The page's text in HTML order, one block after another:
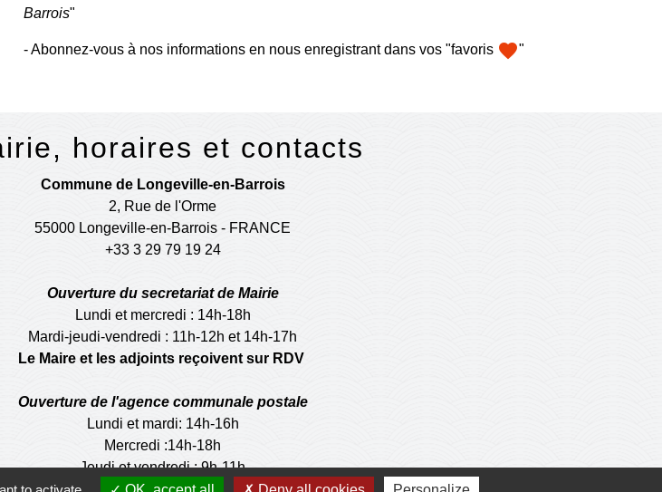
Barrois"
- Abonnez-vous à nos informations en nous enregistrant dans vos "favoris favorite"
horaires et contacts
Commune de Longeville-en-Barrois
2, Rue de l'Orme
55000 Longeville-en-Barrois - FRANCE
+33 3 29 79 19 24
Ouverture du secretariat de Mairie
Lundi et mercredi : 14h-18h
Mardi-jeudi-vendredi : 11h-12h et 14h-17h
Le Maire et les adjoints reçoivent sur RDV
Ouverture de l'agence communale postale
Lundi et mardi: 14h-16h
Mercredi :14h-18h
Jeudi et vendredi : 9h-11h